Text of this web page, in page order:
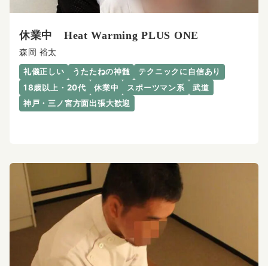
休業中 Heat Warming PLUS ONE
森岡 裕太
礼儀正しい うたたねの神髄
テクニックに自信あり
18歳以上・20代
休業中 スポーツマン系
武道
神戸・三ノ宮方面出張大歓迎